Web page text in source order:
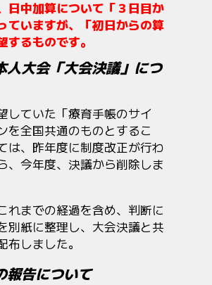
日中加算について「３日目か
ていますが、「初日からの算
するものです。
人大会「大会決議」につ
していた「療育手帳のサイ
を全国共通のものとするこ
は、昨年度に制度改正が行わ
、今年度、決議から削除しま
れまでの経過を含め、判断に
別紙に整理し、大会決議と共
布しました。
報告について